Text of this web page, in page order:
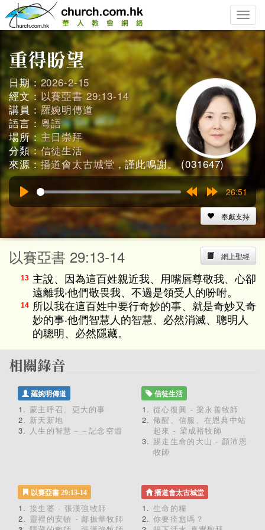
Toggle
日期：2026-2-15
經文：以賽亞書 29:13-14
講員：羅婉明傳道
語言：粵語
場所：主日崇拜
分類：信徒生活
來源：播道會太古城堂，謹此鳴謝。 (031647)
15s
15s
26:51
奉獻支持
網上聖經
以賽亞書 29:13-14
13 主說、因為這百姓親近我、用嘴唇尊敬我、心卻
遠離我‧他們敬畏我、不過是領受人的吩咐。
14 所以我在這百姓中要行奇妙的事、就是奇妙又奇
妙的事‧他們智慧人的智慧、必然消滅、聰明人
的聰明、必然隱藏。
羅婉明傳道
蒙主呼召、更大的事
新天新地
人生的智慧－－記念空虛
信徒生活
從心復興 - 梁永善牧師
儆醒、信服、在恩典中站
起來 - 梁成裕牧師
踢走生命的大山 - 顏沛恩
牧師
以賽亞書 29:13-14
接生婆 - 張漢強牧師
靈裡的安頓 - 鄺振華牧師
播道會太古城堂
生命的糧
你要痊愈嗎？